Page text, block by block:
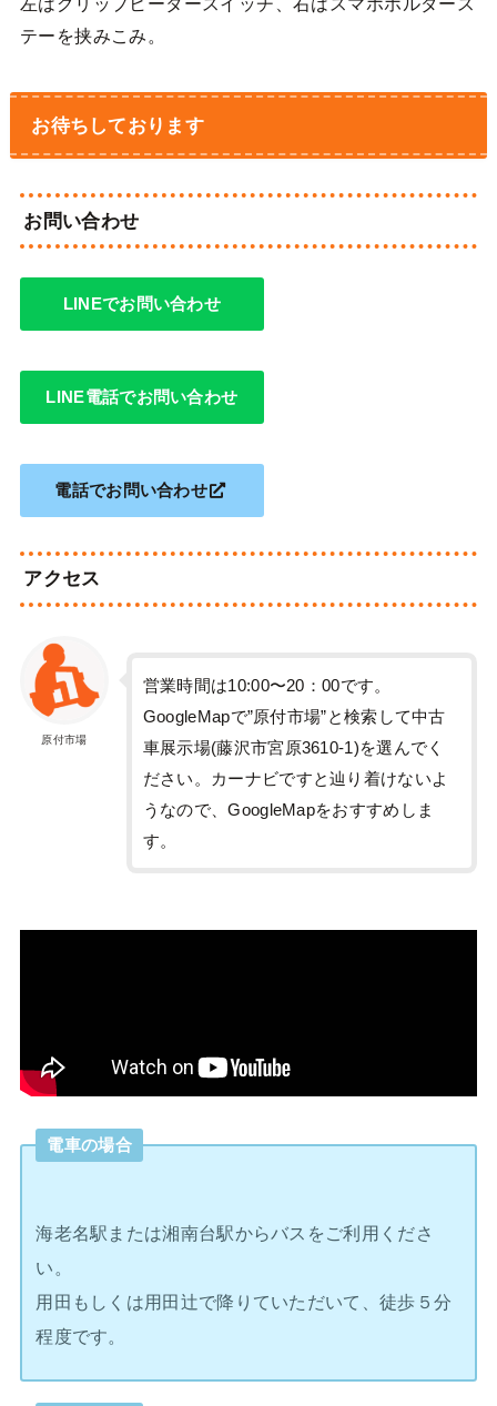
テーを挟みこみ。
お待ちしております
お問い合わせ
LINEでお問い合わせ
LINE電話でお問い合わせ
電話でお問い合わせ
アクセス
原付市場
営業時間は10:00〜20：00です。
GoogleMapで”原付市場”と検索して中古
車展示場(藤沢市宮原3610-1)を選んでく
ださい。カーナビですと辿り着けないよ
うなので、GoogleMapをおすすめしま
す。
電車の場合
海老名駅または湘南台駅からバスをご利用くださ
い。
用田もしくは用田辻で降りていただいて、徒歩５分
程度です。